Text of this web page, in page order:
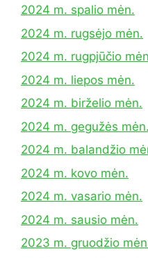
2024 m. spalio mėn.
2024 m. rugsėjo mėn.
2024 m. rugpjūčio
2024 m. liepos mėn.
2024 m. birželio mėn.
2024 m. gegužės mėn.
2024 m. balandžio
2024 m. kovo mėn.
2024 m. vasario mėn.
2024 m. sausio mėn.
2023 m. gruodžio